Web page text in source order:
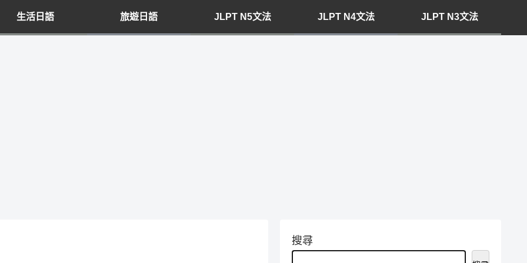
生活日語 旅遊日語 JLPT N5文法 JLPT N4文法 JLPT N3文法
搜尋